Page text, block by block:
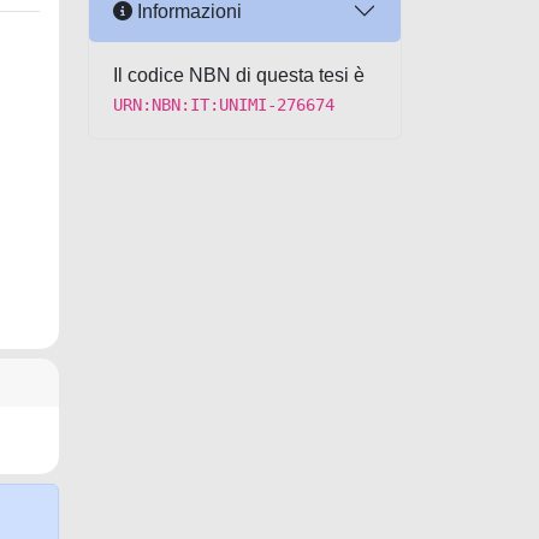
Informazioni
Il codice NBN di questa tesi è
URN:NBN:IT:UNIMI-276674